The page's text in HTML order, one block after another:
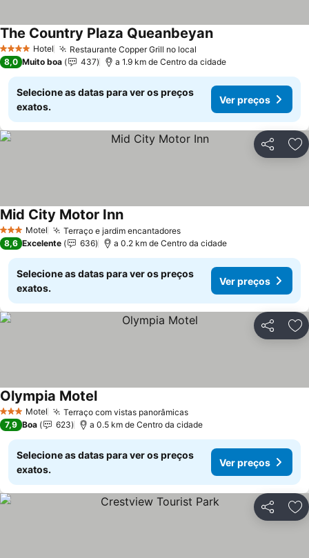
4 EstrelasHotel Restaurante Copper Grill no local
The Country Plaza Queanbeyan
8,0 Muito boa 437 a 1.9 km de Centro da cidade
Selecione as datas para ver os preços
exatos.
Ver preços
Partilhar
3 EstrelasMotel Terraço e jardim encantadores
Mid City Motor Inn
8,6 Excelente 636 a 0.2 km de Centro da cidade
Selecione as datas para ver os preços
exatos.
Ver preços
Partilhar
3 EstrelasMotel Terraço com vistas panorâmicas
Olympia Motel
7,9 Boa 623 a 0.5 km de Centro da cidade
Selecione as datas para ver os preços
exatos.
Ver preços
Partilhar